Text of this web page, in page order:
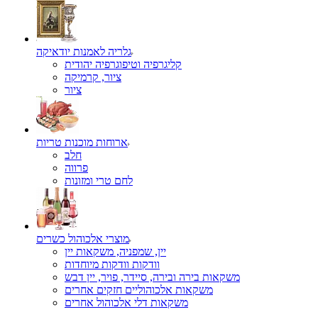
גלריה לאמנות יודאיקה
קליגרפיה וטיפוגרפיה יהודית
ציור, קרמיקה
ציור
ארוחות מוכנות טריות
חלב
פרווה
לחם טרי ומזונות
מוצרי אלכוהול כשרים
יין, שמפניה, משקאות יין
וודקות וודקות מיוחדות
משקאות בירה ובירה, סיידר, פויר, יין דבש
משקאות אלכוהוליים חזקים אחרים
משקאות דלי אלכוהול אחרים